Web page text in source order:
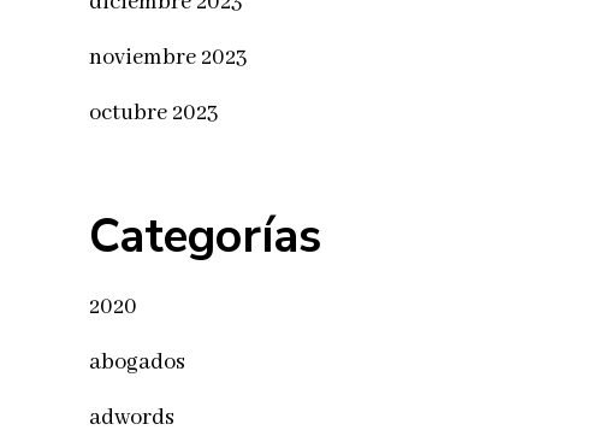
noviembre 2023
octubre 2023
Categorías
2020
abogados
adwords